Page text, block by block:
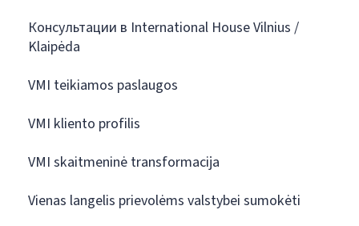
Консультации в International House Vilnius /
Klaipėda
VMI teikiamos paslaugos
VMI kliento profilis
VMI skaitmeninė transformacija
Vienas langelis prievolėms valstybei sumokėti